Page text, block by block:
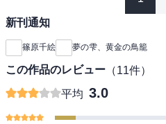
新刊通知
篠原千絵 夢の雫、黄金の鳥籠
この作品のレビュー （11件）
平均 3.0